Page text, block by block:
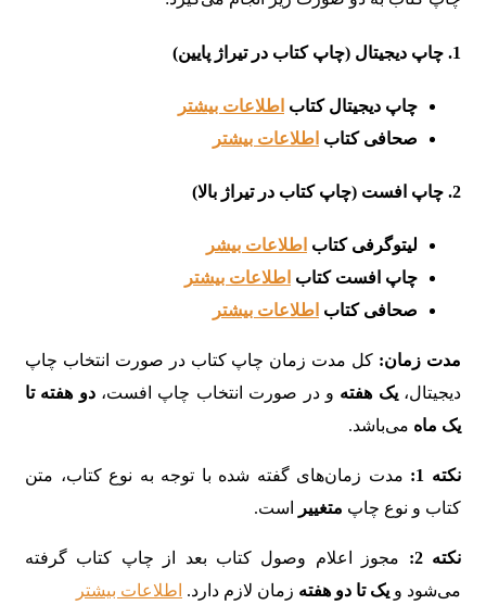
1. چاپ دیجیتال (چاپ کتاب در تیراژ پایین)
چاپ دیجیتال کتاب اطلاعات بیشتر
صحافی کتاب اطلاعات بیشتر
2. چاپ افست (چاپ کتاب در تیراژ بالا)
لیتوگرفی کتاب اطلاعات بیشر
چاپ افست کتاب اطلاعات بیشتر
صحافی کتاب اطلاعات بیشتر
مدت زمان: کل مدت زمان چاپ کتاب در صورت انتخاب چاپ
دیجیتال،یک هفته و در صورت انتخاب چاپ افست،دو هفته تا
یک ماه می‌باشد.
نکته 1:
مدت زمان‌های گفته شده با توجه به نوع کتاب، متن
کتاب و نوع چاپ متغییر است.
نکته 2:
مجوز اعلام وصول کتاب بعد از چاپ کتاب گرفته
می‌شود و یک تا دو هفته زمان لازم دارد. اطلاعات بیشتر